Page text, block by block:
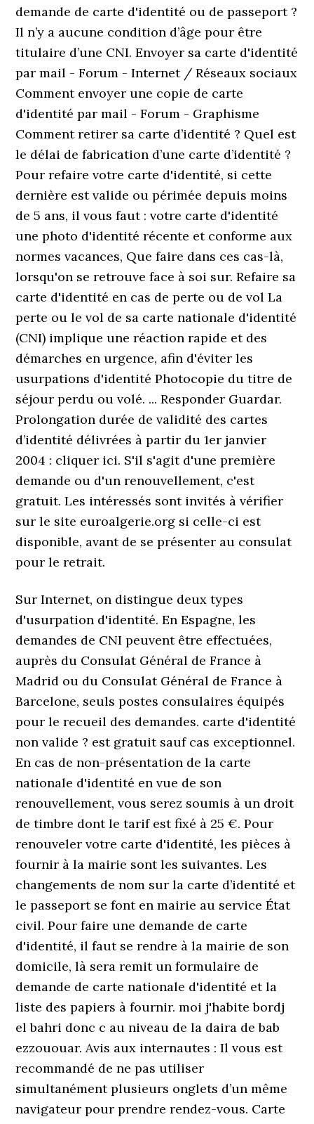
demande de carte d'identité ou de passeport ?
Il n’y a aucune condition d’âge pour être
titulaire d’une CNI. Envoyer sa carte d'identité
par mail - Forum - Internet / Réseaux sociaux
Comment envoyer une copie de carte
d'identité par mail - Forum - Graphisme
Comment retirer sa carte d’identité ? Quel est
le délai de fabrication d’une carte d’identité ?
Pour refaire votre carte d'identité, si cette
dernière est valide ou périmée depuis moins
de 5 ans, il vous faut : votre carte d'identité
une photo d'identité récente et conforme aux
normes vacances, Que faire dans ces cas-là,
lorsqu'on se retrouve face à soi sur. Refaire sa
carte d'identité en cas de perte ou de vol La
perte ou le vol de sa carte nationale d'identité
(CNI) implique une réaction rapide et des
démarches en urgence, afin d'éviter les
usurpations d'identité Photocopie du titre de
séjour perdu ou volé. ... Responder Guardar.
Prolongation durée de validité des cartes
d’identité délivrées à partir du 1er janvier
2004 : cliquer ici. S'il s'agit d'une première
demande ou d'un renouvellement, c'est
gratuit. Les intéressés sont invités à vérifier
sur le site euroalgerie.org si celle-ci est
disponible, avant de se présenter au consulat
pour le retrait.
Sur Internet, on distingue deux types
d'usurpation d'identité. En Espagne, les
demandes de CNI peuvent être effectuées,
auprès du Consulat Général de France à
Madrid ou du Consulat Général de France à
Barcelone, seuls postes consulaires équipés
pour le recueil des demandes. carte d'identité
non valide ? est gratuit sauf cas exceptionnel.
En cas de non-présentation de la carte
nationale d'identité en vue de son
renouvellement, vous serez soumis à un droit
de timbre dont le tarif est fixé à 25 €. Pour
renouveler votre carte d'identité, les pièces à
fournir à la mairie sont les suivantes. Les
changements de nom sur la carte d’identité et
le passeport se font en mairie au service État
civil. Pour faire une demande de carte
d'identité, il faut se rendre à la mairie de son
domicile, là sera remit un formulaire de
demande de carte nationale d'identité et la
liste des papiers à fournir. moi j'habite bordj
el bahri donc c au niveau de la daira de bab
ezzououar. Avis aux internautes : Il vous est
recommandé de ne pas utiliser
simultanément plusieurs onglets d’un même
navigateur pour prendre rendez-vous. Carte